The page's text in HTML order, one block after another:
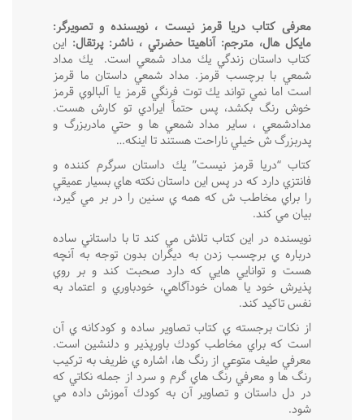
معرفى كتاب دريا قرمز نيست ،نويسنده و تصويرگر:
مايكل هال، مترجم: آناهيتا حضرتي ،ناشر: پرتقال: اين
كتاب داستان زندگي يك مداد شمعي است.
يك مداد
شمعي با برچسب قرمز. مداد شمعي داستان ما قرمز
است اما نمي تواند يك توت فرنگي قرمز يا آلبالوي قرمز
خوش رنگ بكشد، پس حتماً ايرادي تو كارش هست.
مدادشمعي ، ساير مداد شمعي ها و حتي مادربزرگ و
پدربزرگ ش خيلي ناراحت هستند تا اينكه…
كتاب “دريا قرمز نيست” يك داستان سرگرم كننده و
فانتزي دارد كه در پس اين داستان نكته هاي بسيار عميقي
را براي مخاطب ش كه همه ي سنين را در بر مي گيرد،
بيان مي كند.
نويسنده در اين كتاب تلاش مي كند تا با داستاني ساده
درباره ي برچسب زدن به ديگران بدون توجه به آنچه
هست و توانايي هايي كه دارد صحبت كند و بر روي
پذيرش خود يا همان خودآگاهي، خودباوري و اعتماد به
نفس تاكيد كند.
از نكات برجسته ي كتاب تصاوير ساده و كودكانه ي آن
است كه براي مخاطب كودك باورپذير و دلنشين است.
معرفي طيف متوعي از رنگ ها، اشاره ي ظريف به تركيب
رنگ ها و معرفي رنگ هاي گرم و سرد از جمله نكاتي كه
در دل داستان و تصاوير آن به كودك آموزش داده مي
شود.